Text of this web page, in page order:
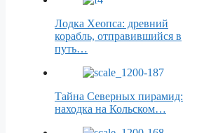
Лодка Хеопса: древний
корабль, отправившийся в
путь…
Тайна Северных пирамид:
находка на Кольском…